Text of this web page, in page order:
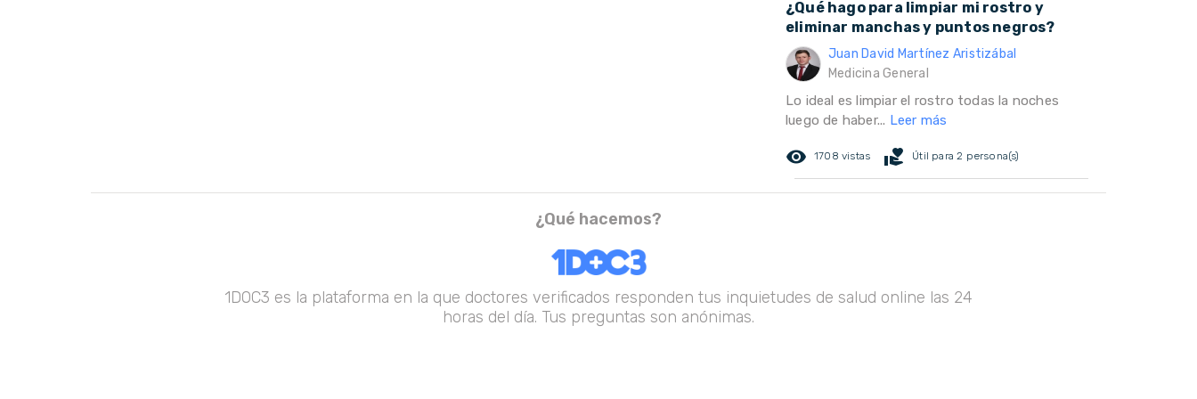
¿Qué hago para limpiar mi rostro y
eliminar manchas y puntos negros?
Juan David Martínez Aristizábal
Medicina General
Lo ideal es limpiar el rostro todas la noches
luego de haber... Leer más
remove_red_eye 1708 vistas volunteer_activism Útil para 2 persona(s)
¿Qué hacemos?
1DOC3 es la plataforma en la que doctores verificados responden tus inquietudes de salud online las 24
horas del día. Tus preguntas son anónimas.